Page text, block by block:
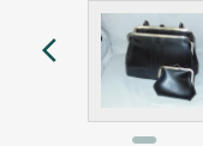
arrow_back_ios
tašna